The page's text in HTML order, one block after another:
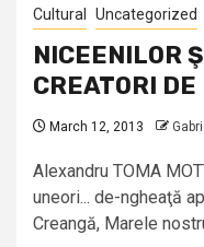
Cultural Uncategorized
NICEENILOR
CREATORI DE
March 12, 2013
Alexandru TOMA
uneori... de-ngheaţă
Creangă, Marele